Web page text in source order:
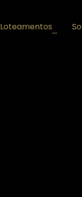
Loteamentos